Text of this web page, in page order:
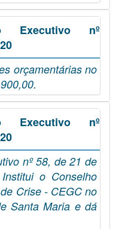
Executivo nº
orçamentárias no
Executivo nº
nº 58, de 21 de
o Conselho
Crise - CEGC no
Santa Maria e dá